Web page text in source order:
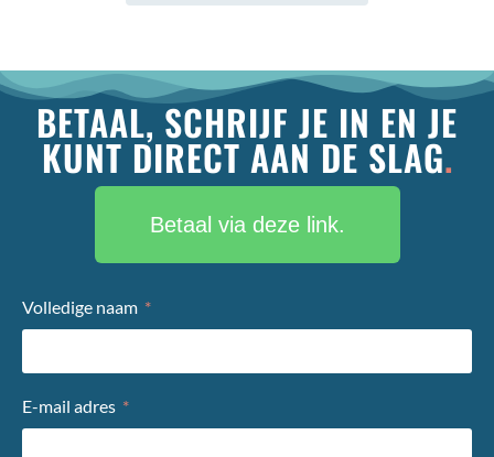
BETAAL, SCHRIJF JE IN EN JE
KUNT DIRECT AAN DE SLAG.
Betaal via deze link.
Volledige naam
E-mail adres